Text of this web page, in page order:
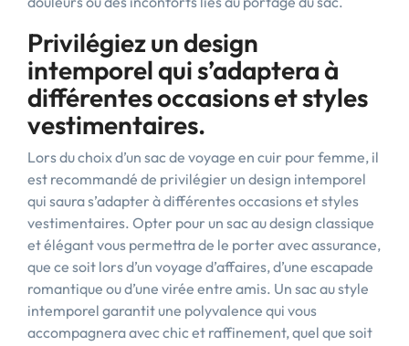
Privilégiez un design
intemporel qui s’adaptera à
différentes occasions et styles
vestimentaires.
Lors du choix d’un sac de voyage en cuir pour femme, il
est recommandé de privilégier un design intemporel
qui saura s’adapter à différentes occasions et styles
vestimentaires. Opter pour un sac au design classique
et élégant vous permettra de le porter avec assurance,
que ce soit lors d’un voyage d’affaires, d’une escapade
romantique ou d’une virée entre amis. Un sac au style
intemporel garantit une polyvalence qui vous
accompagnera avec chic et raffinement, quel que soit